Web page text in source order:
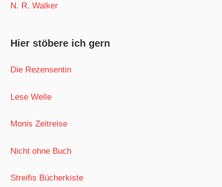
N. R. Walker
Hier stöbere ich gern
Die Rezensentin
Lese Welle
Monis Zeitreise
Nicht ohne Buch
Streifis Bücherkiste